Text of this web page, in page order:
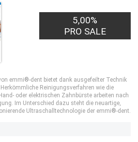
5,00%
PRO SALE
emmi®-dent bietet dank ausgefeilter Technik
Reinigungsverfahren wie die
oder elektrischen Zahnbürste arbeiten nach
Im Unterschied dazu steht die neuartige,
Ultraschalltechnologie der emmi®-dent.